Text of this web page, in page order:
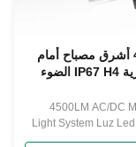
4500LM أشرق مصباح أمام
دراجة نارية IP67 H4 الضوء
4500LM AC/DC Motorcycle
Light System Luz
H4 Para Motos High